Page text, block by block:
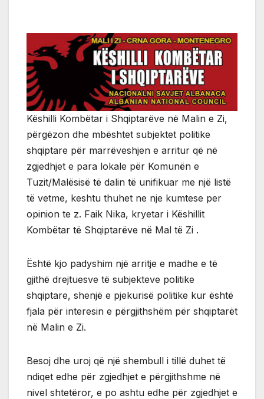
Këshilli Kombëtar i Shqiptarëve në Malin e Zi,
përgëzon dhe mbështet subjektet politike
shqiptare për marrëveshjen e arritur që në
zgjedhjet e para lokale për Komunën e
Tuzit/Malësisë të dalin të unifikuar me një listë
të vetme, keshtu thuhet ne nje kumtese per
opinion te z. Faik Nika, kryetar i Këshillit
Kombëtar të Shqiptarëve në Mal të Zi .
Është kjo padyshim një arritje e madhe e të
gjithë drejtuesve të subjekteve politike
shqiptare, shenjë e pjekurisë politike kur është
fjala për interesin e përgjithshëm për shqiptarët
në Malin e Zi.
Besoj dhe uroj që një shembull i tillë duhet të
ndiqet edhe për zgjedhjet e përgjithshme në
nivel shtetëror, e po ashtu edhe për zgjedhjet e